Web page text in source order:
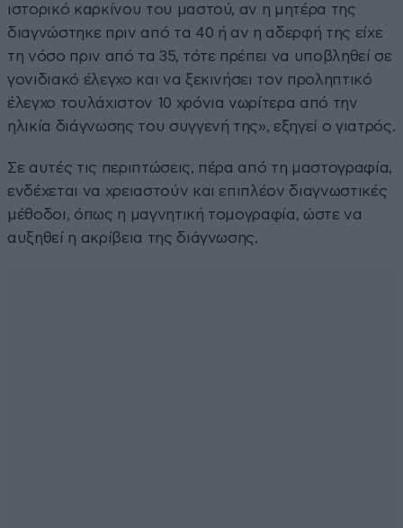
ιστορικό καρκίνου του μαστού, αν η μητέρα της
διαγνώστηκε πριν από τα 40 ή αν η αδερφή της είχε
τη νόσο πριν από τα 35, τότε πρέπει να υποβληθεί σε
γονιδιακό έλεγχο και να ξεκινήσει τον προληπτικό
έλεγχο τουλάχιστον 10 χρόνια νωρίτερα από την
ηλικία διάγνωσης του συγγενή της», εξηγεί ο γιατρός.
Σε αυτές τις περιπτώσεις, πέρα από τη μαστογραφία,
ενδέχεται να χρειαστούν και επιπλέον διαγνωστικές
μέθοδοι, όπως η μαγνητική τομογραφία, ώστε να
αυξηθεί η ακρίβεια της διάγνωσης.